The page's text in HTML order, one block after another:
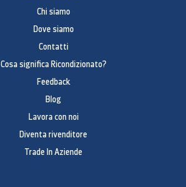
Chi siamo
Dove siamo
Contatti
Cosa significa Ricondizionato?
Feedback
Blog
Lavora con noi
Diventa rivenditore
Trade In Aziende